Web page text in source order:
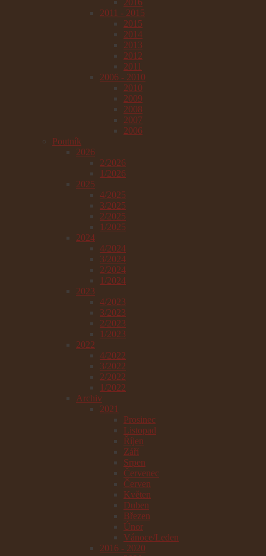
2011 - 2015
2015
2014
2013
2012
2011
2006 - 2010
2010
2009
2008
2007
2006
Poutník
2026
2/2026
1/2026
2025
4/2025
3/2025
2/2025
1/2025
2024
4/2024
3/2024
2/2024
1/2024
2023
4/2023
3/2023
2/2023
1/2023
2022
4/2022
3/2022
2/2022
1/2022
Archiv
2021
Prosinec
Listopad
Říjen
Září
Srpen
Červenec
Červen
Květen
Duben
Březen
Únor
Vánoce/Leden
2016 - 2020